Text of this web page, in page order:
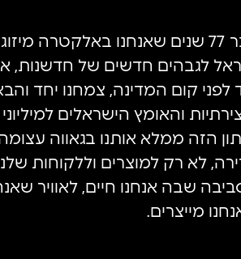
כבר 77 שנים שאנחנו באלקטרה
לגבהים חדשים של חדשנות,
לפני קום המדינה, צמחנו יחד
והאומץ הישראלים
הזה ממלא אותנו בגאווה
לא רק למוצרים וללקוחות
שבה אנחנו חיים, לאוויר
מייצרים.